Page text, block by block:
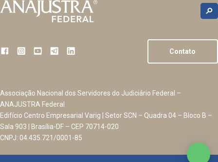
Contato
Associação Nacional dos Servidores do Judiciário Federal –
ANAJUSTRA Federal
Edifício Centro Empresarial Varig | Setor SCN – Quadra 04 – Bloco B –
Sala 903 | Brasília-DF – CEP 70714-020
CNPJ: 04.435.721/0001-85